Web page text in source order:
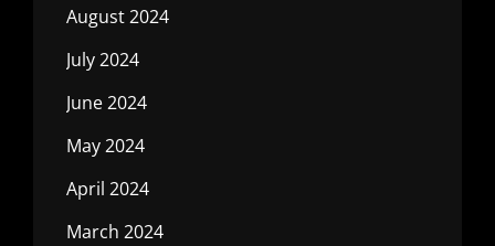
August 2024
July 2024
June 2024
May 2024
April 2024
March 2024